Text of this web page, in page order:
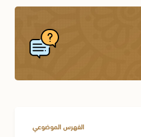
الفهرس الموضوعي